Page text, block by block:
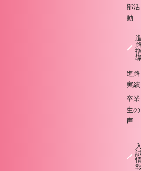
部活
動
進路
実績
卒業
生の
声